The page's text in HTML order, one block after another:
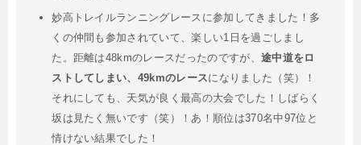
妙高トレイルランニングレースに参加してきました！多
くの仲間も参加されていて、楽しい1日を過ごしまし
た。距離は48kmのレースだったのですが、 途中道をロ
ストしてしまい、49kmのレースになりました（笑）！
それにしても、天気が良く最高の大会でした！しばらく
坂は見たく無いです（笑）！あ！順位は370名中97位と
情けない結果でした！